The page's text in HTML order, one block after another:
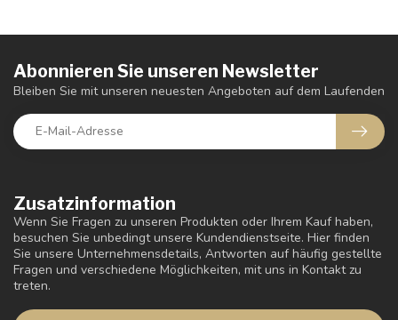
Zusatzinformation
Wenn Sie Fragen zu unseren Produkten oder Ihrem Kauf haben,
besuchen Sie unbedingt unsere Kundendienstseite. Hier finden
Sie unsere Unternehmensdetails, Antworten auf häufig gestellte
Fragen und verschiedene Möglichkeiten, mit uns in Kontakt zu
treten.
Abonnieren Sie unseren Newsletter
Bleiben Sie mit unseren neuesten Angeboten auf dem Laufenden